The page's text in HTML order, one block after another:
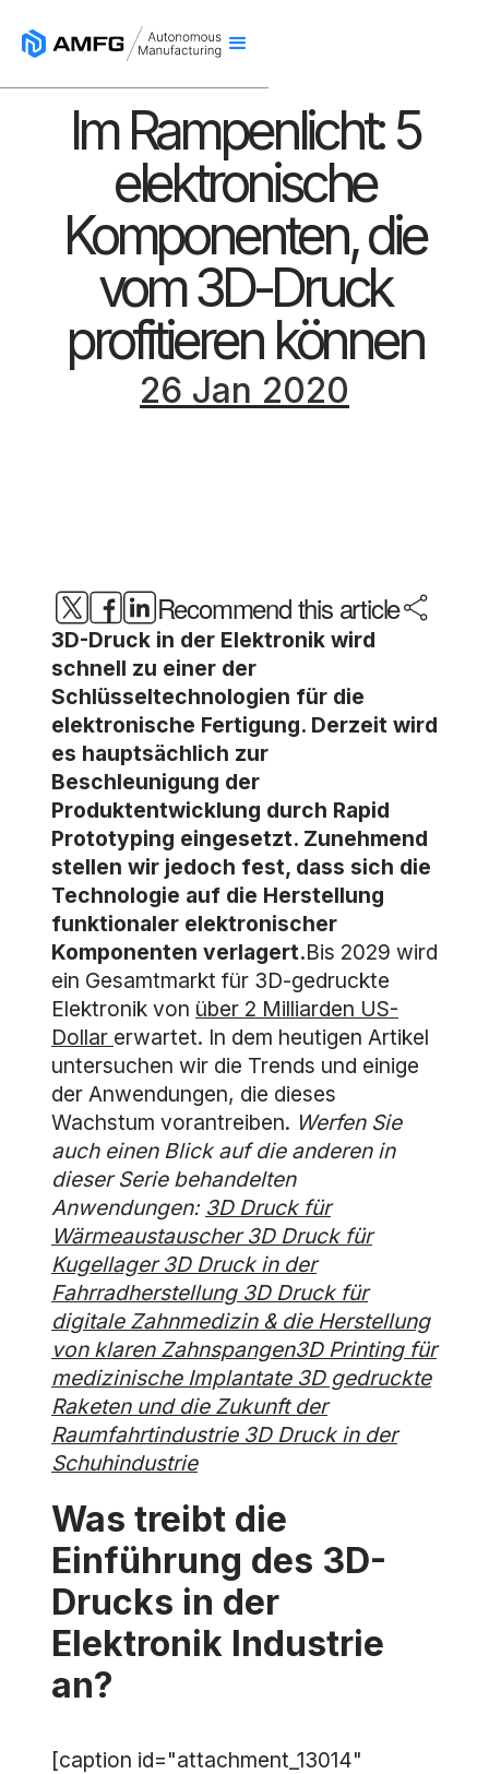
Im Rampenlicht: 5
elektronische
Komponenten, die
vom 3D-Druck
profitieren können
26 Jan 2020
Recommend this article
3D-Druck in der Elektronik wird
schnell zu einer der
Schlüsseltechnologien für die
elektronische Fertigung. Derzeit wird
es hauptsächlich zur
Beschleunigung der
Produktentwicklung durch Rapid
Prototyping eingesetzt. Zunehmend
stellen wir jedoch fest, dass sich die
Technologie auf die Herstellung
funktionaler elektronischer
Komponenten verlagert.Bis 2029 wird
ein Gesamtmarkt für 3D-gedruckte
Elektronik von über 2 Milliarden US-
Dollar erwartet. In dem heutigen Artikel
untersuchen wir die Trends und einige
der Anwendungen, die dieses
Wachstum vorantreiben. Werfen Sie
auch einen Blick auf die anderen in
dieser Serie behandelten
Anwendungen: 3D Druck für
Wärmeaustauscher3D Druck für
Kugellager3D Druck in der
Fahrradherstellung 3D Druck für
digitale Zahnmedizin & die Herstellung
von klaren Zahnspangen3D Printing für
medizinische Implantate 3D gedruckte
Raketen und die Zukunft der
Raumfahrtindustrie 3D Druck in der
Schuhindustrie
Was treibt die
Einführung des 3D-
Drucks in der
Elektronik Industrie
an?
[caption id="attachment_13014"